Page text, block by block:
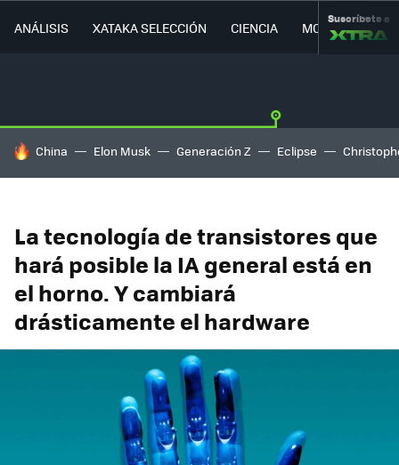
ANÁLISIS XATAKA SELECCIÓN CIENCIA MOVILIDAD
Suscríbete a
HOY SE HABLA DE
China Elon Musk Generación Z Eclipse
La tecnología de transistores que
hará posible la IA general está en
el horno. Y cambiará
drásticamente el hardware